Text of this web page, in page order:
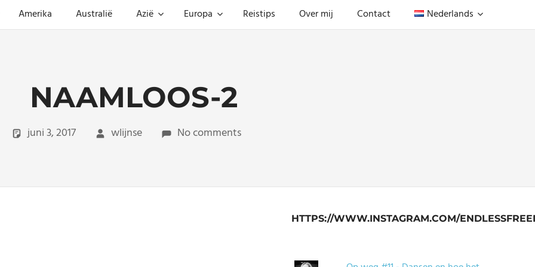
Amerika Australië Azië Europa Reistips Over mij Contact Nederlands
NAAMLOOS-2
juni 3, 2017 wlijnse No comments
HTTPS://WWW.INSTAGRAM.COM/